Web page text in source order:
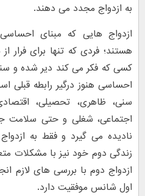
به ازدواج مجدد می دهند.
ازدواج هایی که مبنای
هستند؛ فردی که تنها برای فرار
کسی که فکر می کند دیر شده و
احساسی هنوز درگیر رابطه قبلی
سنی، ظاهری، تحصیلی،
اجتماعی، شغلی و حتی سلامت
نادیده می گیرد و فقط به
زندگی دوم خود نیز با مشکلات
ازدواج دوم با بررسی های لازم
اول شانس موفقیت دارد.